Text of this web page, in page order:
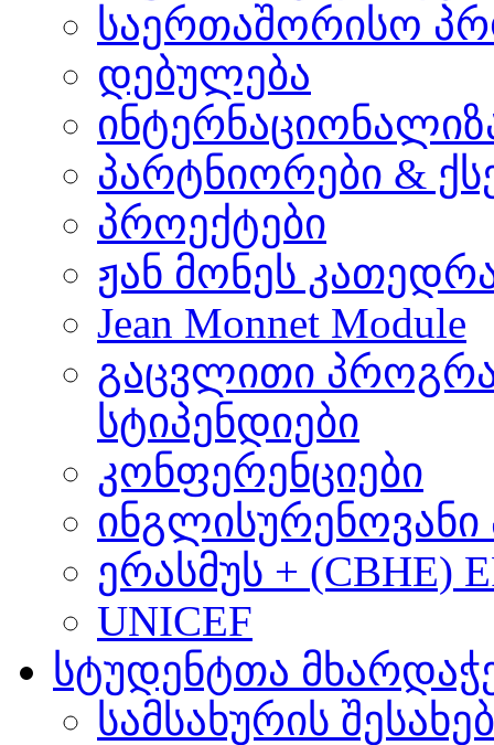
საერთაშორისო
დებულება
პარტნიორები &
პროექტები
ჟან მონეს
Jean Monnet Module
გაცვლითი
სტიპენდიები
კონფერენციები
ერასმუს + (CBHE)
UNICEF
სტუდენტთა
სამსახურის შესახებ